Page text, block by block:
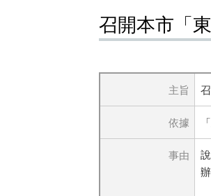
召開本市「
主旨
依據
事由